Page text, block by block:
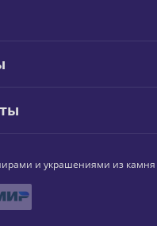
и украшениями из камня